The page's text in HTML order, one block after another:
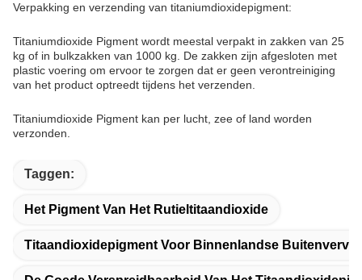
Verpakking en verzending van titaniumdioxidepigment:
Titaniumdioxide Pigment wordt meestal verpakt in zakken van 25
kg of in bulkzakken van 1000 kg. De zakken zijn afgesloten met
plastic voering om ervoor te zorgen dat er geen verontreiniging
van het product optreedt tijdens het verzenden.
Titaniumdioxide Pigment kan per lucht, zee of land worden
verzonden.
Taggen:
Het Pigment Van Het Rutieltitaandioxide
Titaandioxidepigment Voor Binnenlandse